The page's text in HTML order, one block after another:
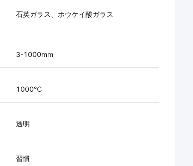
石英ガラス、ホウケイ酸ガラス
3-1000mm
1000℃
透明
習慣